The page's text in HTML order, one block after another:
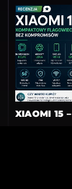
XIAOMI 15